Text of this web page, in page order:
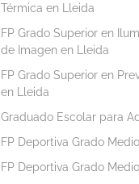
Térmica en Lleida
FP Grado Superior en
de Imagen en Lleida
FP Grado Superior en
en Lleida
Graduado Escolar para
FP Deportiva Grado
FP Deportiva Grado